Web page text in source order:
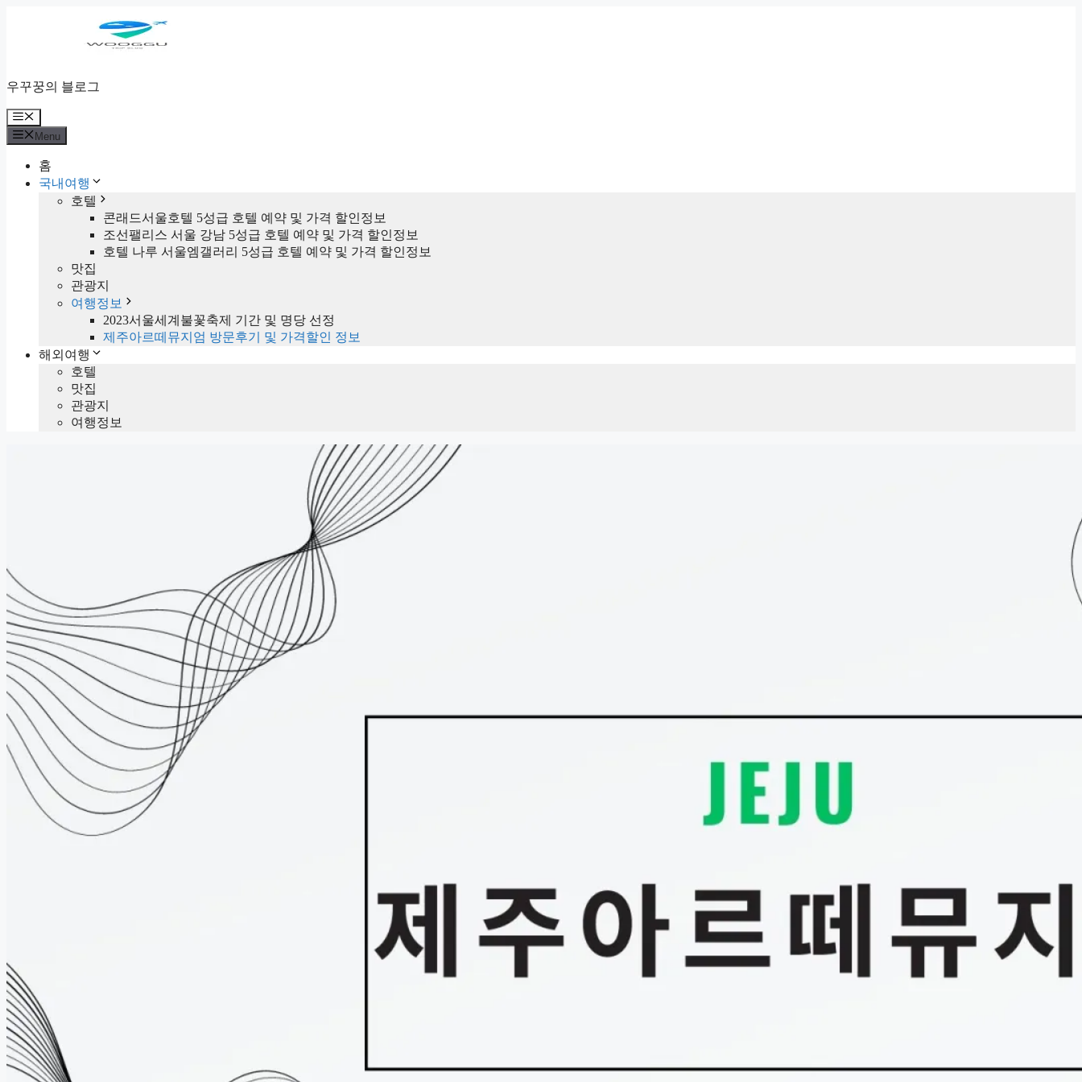
우꾸꿍의 블로그
Menu
Menu
홈
국내여행
호텔
콘래드서울호텔 5성급 호텔 예약 및 가격 할인정보
조선팰리스 서울 강남 5성급 호텔 예약 및 가격 할인정보
호텔 나루 서울엠갤러리 5성급 호텔 예약 및 가격 할인정보
맛집
관광지
여행정보
2023서울세계불꽃축제 기간 및 명당 선정
제주아르떼뮤지엄 방문후기 및 가격할인 정보
해외여행
호텔
맛집
관광지
여행정보